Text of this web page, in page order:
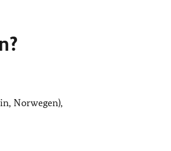
Norwegen),